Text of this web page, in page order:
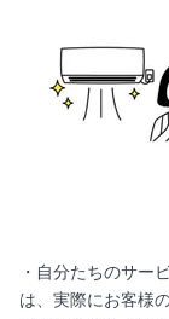
・自分たちのサー
は、実際にお客様